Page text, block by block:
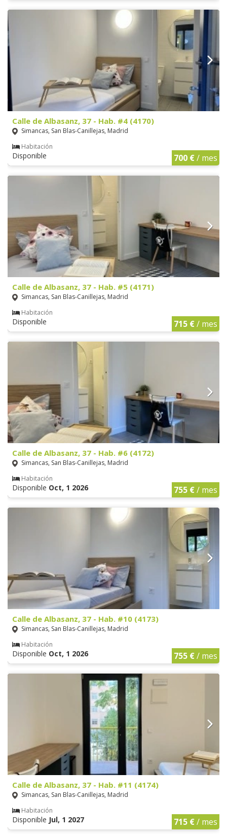
Calle de Albasanz, 37 - Hab. #4 (4170)
Simancas, San Blas-Canillejas, Madrid
Habitación
Disponible 700 €/ mes
Calle de Albasanz, 37 - Hab. #5 (4171)
Simancas, San Blas-Canillejas, Madrid
Habitación
Disponible 715 €/ mes
Calle de Albasanz, 37 - Hab. #6 (4172)
Simancas, San Blas-Canillejas, Madrid
Habitación
Disponible Oct, 1 2026 755 €/ mes
Calle de Albasanz, 37 - Hab. #10 (4173)
Simancas, San Blas-Canillejas, Madrid
Habitación
Disponible Oct, 1 2026 755 €/ mes
Calle de Albasanz, 37 - Hab. #11 (4174)
Simancas, San Blas-Canillejas, Madrid
Habitación
Disponible Jul, 1 2027 715 €/ mes